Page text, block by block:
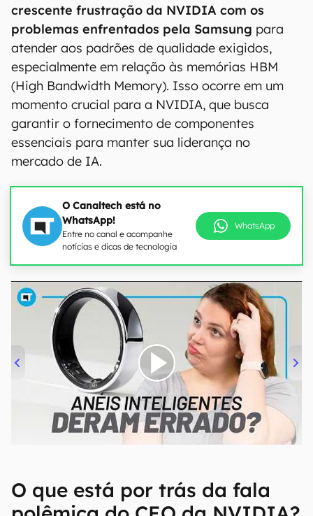
crescente frustração da NVIDIA com os
problemas enfrentados pela Samsung para
atender aos padrões de qualidade exigidos,
especialmente em relação às memórias HBM
(High Bandwidth Memory). Isso ocorre em um
momento crucial para a NVIDIA, que busca
garantir o fornecimento de componentes
essenciais para manter sua liderança no
mercado de IA.
O Canaltech está no
WhatsApp!
Entre no canal e acompanhe
notícias e dicas de tecnologia
WhatsApp
00:00/21:11
O que está por trás da fala